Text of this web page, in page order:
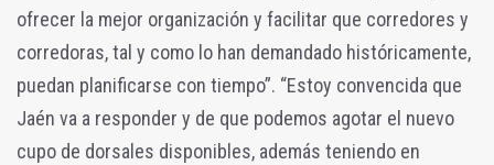
ofrecer la mejor organización y facilitar que corredores y
corredoras, tal y como lo han demandado históricamente,
puedan planificarse con tiempo”. “Estoy convencida que
Jaén va a responder y de que podemos agotar el nuevo
cupo de dorsales disponibles, además teniendo en